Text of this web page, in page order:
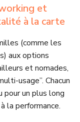
et
à la carte
(comme les
aux options
et nomades,
usage”. Chacun
pour un plus long
la performance.